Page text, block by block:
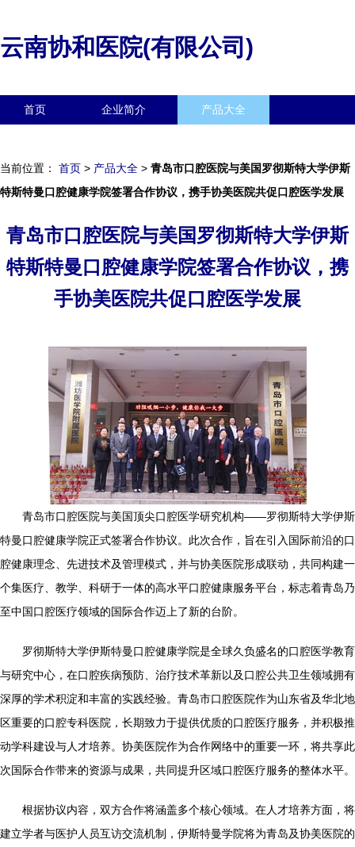
云南协和医院(有限公司)
首页 企业简介 产品大全
当前位置： 首页 > 产品大全 > 青岛市口腔医院与美国罗彻斯特大学伊斯
特斯特曼口腔健康学院签署合作协议，携手协美医院共促口腔医学发展
青岛市口腔医院与美国罗彻斯特大学伊斯
特斯特曼口腔健康学院签署合作协议，携
手协美医院共促口腔医学发展
青岛市口腔医院与美国顶尖口腔医学研究机构——罗彻斯特大学伊斯
特曼口腔健康学院正式签署合作协议。此次合作，旨在引入国际前沿的口
腔健康理念、先进技术及管理模式，并与协美医院形成联动，共同构建一
个集医疗、教学、科研于一体的高水平口腔健康服务平台，标志着青岛乃
至中国口腔医疗领域的国际合作迈上了新的台阶。
罗彻斯特大学伊斯特曼口腔健康学院是全球久负盛名的口腔医学教育
与研究中心，在口腔疾病预防、治疗技术革新以及口腔公共卫生领域拥有
深厚的学术积淀和丰富的实践经验。青岛市口腔医院作为山东省及华北地
区重要的口腔专科医院，长期致力于提供优质的口腔医疗服务，并积极推
动学科建设与人才培养。协美医院作为合作网络中的重要一环，将共享此
次国际合作带来的资源与成果，共同提升区域口腔医疗服务的整体水平。
根据协议内容，双方合作将涵盖多个核心领域。在人才培养方面，将
建立学者与医护人员互访交流机制，伊斯特曼学院将为青岛及协美医院的